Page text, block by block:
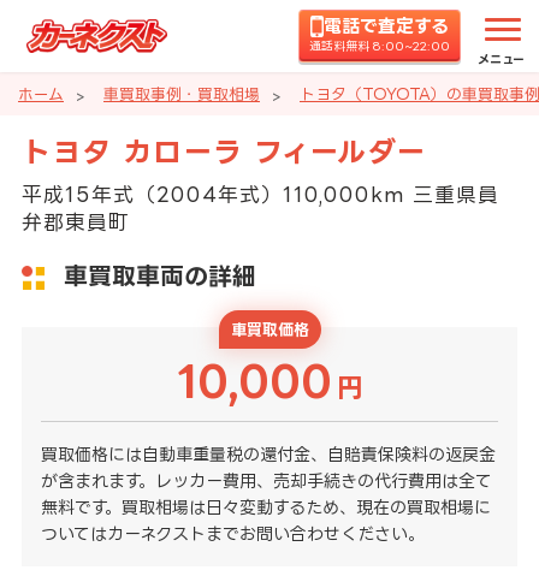
電話で査定する
通話料無料 8:00~22:00
メニュー
ホーム 車買取事例・買取相場 トヨタ（TOYOTA）の車買取事
トヨタ カローラ フィールダー
平成15年式（2004年式）110,000km 三重県員
弁郡東員町
車買取車両の詳細
車買取価格
10,000 円
買取価格には自動車重量税の還付金、自賠責保険料の返戻金
が含まれます。レッカー費用、売却手続きの代行費用は全て
無料です。買取相場は日々変動するため、現在の買取相場に
ついてはカーネクストまでお問い合わせください。